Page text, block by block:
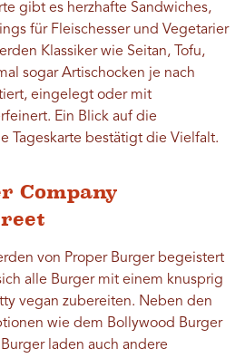
gibt es herzhafte Sandwiches,
für Fleischesser und Vegetarier
Klassiker wie Seitan, Tofu,
sogar Artischocken je nach
eingelegt oder mit
Ein Blick auf die
Tageskarte bestätigt die Vielfalt.
Company
von Proper Burger begeistert
alle Burger mit einem knusprig
vegan zubereiten. Neben den
wie dem Bollywood Burger
laden auch andere